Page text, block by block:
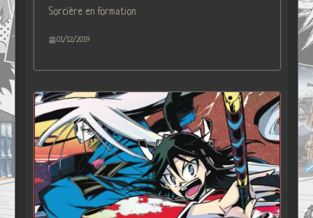
Sorcière en formation
01/12/2019